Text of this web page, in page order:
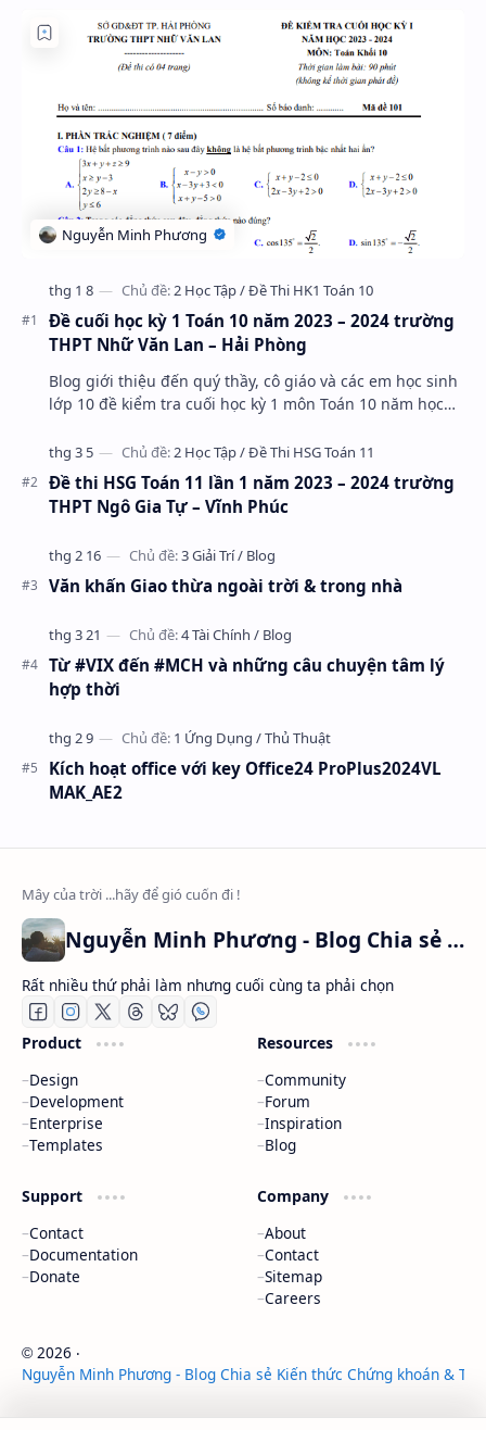
Đề cuối học kỳ 1 Toán 10 năm 2023 – 2024 trường
THPT Nhữ Văn Lan – Hải Phòng
Blog giới thiệu đến quý thầy, cô giáo và các em học sinh
lớp 10 đề kiểm tra cuối học kỳ 1 môn Toán 10 năm học
Đề thi HSG Toán 11 lần 1 năm 2023 – 2024 trường
THPT Ngô Gia Tự – Vĩnh Phúc
Văn khấn Giao thừa ngoài trời & trong nhà
Từ #VIX đến #MCH và những câu chuyện tâm lý
hợp thời
Kích hoạt office với key Office24 ProPlus2024VL
MAK_AE2
Nguyễn Minh Phương - Blog Chia sẻ Kiến thức Chứng khoán & Tài liệu Toán học
Rất nhiều thứ phải làm nhưng cuối cùng ta phải chọn
Product
Design
Development
Enterprise
Templates
Resources
Community
Forum
Inspiration
Blog
Support
Contact
Documentation
Donate
Company
About
Contact
Sitemap
Careers
© 2026 ‧
Nguyễn Minh Phương - Blog Chia sẻ Kiến thức Chứng khoán & Tài